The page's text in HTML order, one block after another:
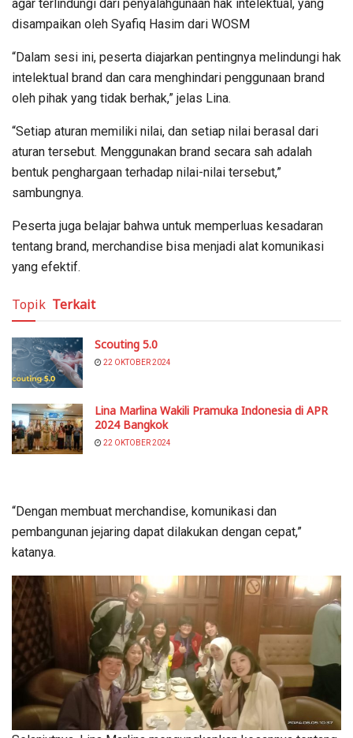
agar terlindungi dari penyalahgunaan hak intelektual, yang
disampaikan oleh Syafiq Hasim dari WOSM
“Dalam sesi ini, peserta diajarkan pentingnya melindungi hak
intelektual brand dan cara menghindari penggunaan brand
oleh pihak yang tidak berhak,” jelas Lina.
“Setiap aturan memiliki nilai, dan setiap nilai berasal dari
aturan tersebut. Menggunakan brand secara sah adalah
bentuk penghargaan terhadap nilai-nilai tersebut,”
sambungnya.
Peserta juga belajar bahwa untuk memperluas kesadaran
tentang brand, merchandise bisa menjadi alat komunikasi
yang efektif.
Topik Terkait
Scouting 5.0
22 OKTOBER 2024
Lina Marlina Wakili Pramuka Indonesia di APR
2024 Bangkok
22 OKTOBER 2024
“Dengan membuat merchandise, komunikasi dan
pembangunan jejaring dapat dilakukan dengan cepat,”
katanya.